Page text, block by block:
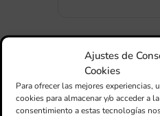
Ajustes de
Cookies
Para ofrecer las mejores
cookies para almacenar y/o acceder a
consentimiento a estas tecnologías
+ Afegir a